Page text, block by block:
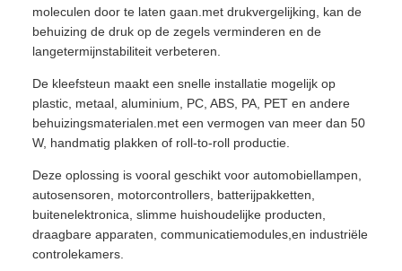
moleculen door te laten gaan.met drukvergelijking, kan de
behuizing de druk op de zegels verminderen en de
langetermijnstabiliteit verbeteren.
De kleefsteun maakt een snelle installatie mogelijk op
plastic, metaal, aluminium, PC, ABS, PA, PET en andere
behuizingsmaterialen.met een vermogen van meer dan 50
W, handmatig plakken of roll-to-roll productie.
Deze oplossing is vooral geschikt voor automobiellampen,
autosensoren, motorcontrollers, batterijpakketten,
buitenelektronica, slimme huishoudelijke producten,
draagbare apparaten, communicatiemodules,en industriële
controlekamers.